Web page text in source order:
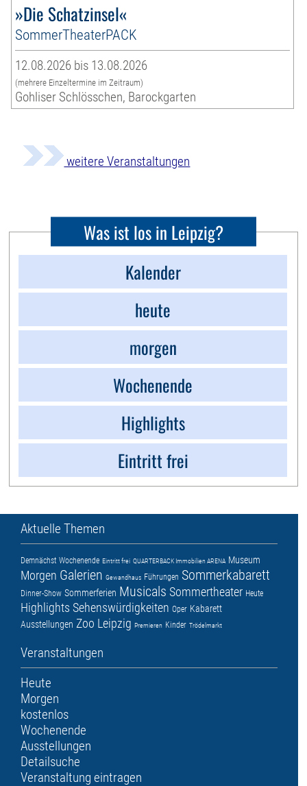
»Die Schatzinsel«
SommerTheaterPACK
12.08.2026 bis 13.08.2026
(mehrere Einzeltermine im Zeitraum)
Gohliser Schlösschen, Barockgarten
weitere Veranstaltungen
Was ist los in Leipzig?
Kalender
heute
morgen
Wochenende
Highlights
Eintritt frei
Aktuelle Themen
Demnächst Wochenende Eintritt frei QUARTERBACK Immobilien ARENA Museum
Morgen Galerien Gewandhaus Führungen Sommerkabarett
Dinner-Show Sommerferien Musicals Sommertheater Heute
Highlights Sehenswürdigkeiten Oper Kabarett
Ausstellungen Zoo Leipzig Premieren Kinder Trödelmarkt
Veranstaltungen
Heute
Morgen
kostenlos
Wochenende
Ausstellungen
Detailsuche
Veranstaltung eintragen